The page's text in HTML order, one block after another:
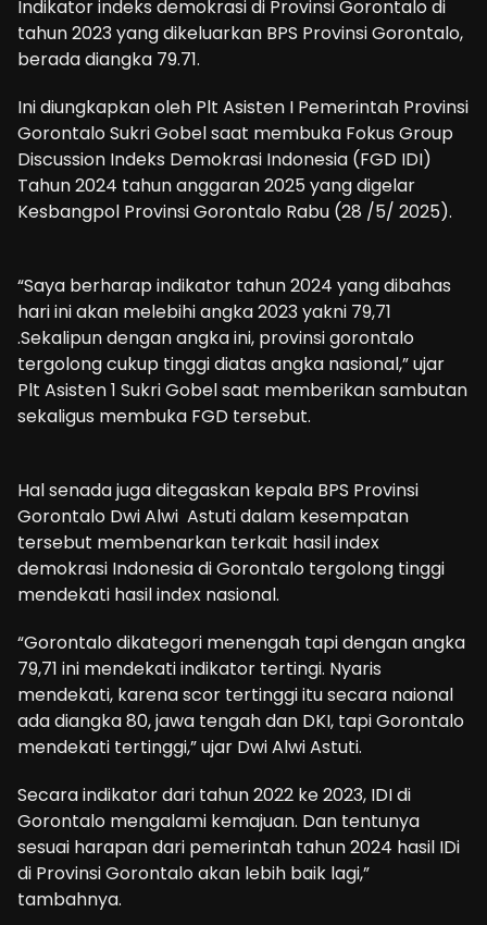
Indikator indeks demokrasi di Provinsi Gorontalo di
tahun 2023 yang dikeluarkan BPS Provinsi Gorontalo,
berada diangka 79.71.
Ini diungkapkan oleh Plt Asisten I Pemerintah Provinsi
Gorontalo Sukri Gobel saat membuka Fokus Group
Discussion Indeks Demokrasi Indonesia (FGD IDI)
Tahun 2024 tahun anggaran 2025 yang digelar
Kesbangpol Provinsi Gorontalo Rabu (28 /5/ 2025).
“Saya berharap indikator tahun 2024 yang dibahas
hari ini akan melebihi angka 2023 yakni 79,71
.Sekalipun dengan angka ini, provinsi gorontalo
tergolong cukup tinggi diatas angka nasional,” ujar
Plt Asisten 1 Sukri Gobel saat memberikan sambutan
sekaligus membuka FGD tersebut.
Hal senada juga ditegaskan kepala BPS Provinsi
Gorontalo Dwi Alwi Astuti dalam kesempatan
tersebut membenarkan terkait hasil index
demokrasi Indonesia di Gorontalo tergolong tinggi
mendekati hasil index nasional.
“Gorontalo dikategori menengah tapi dengan angka
79,71 ini mendekati indikator tertingi. Nyaris
mendekati, karena scor tertinggi itu secara naional
ada diangka 80, jawa tengah dan DKI, tapi Gorontalo
mendekati tertinggi,” ujar Dwi Alwi Astuti.
Secara indikator dari tahun 2022 ke 2023, IDI di
Gorontalo mengalami kemajuan. Dan tentunya
sesuai harapan dari pemerintah tahun 2024 hasil IDi
di Provinsi Gorontalo akan lebih baik lagi,”
tambahnya.